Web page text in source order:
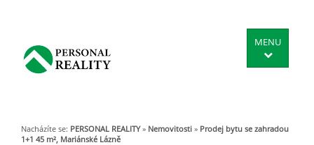
MENU
Nacházíte se: PERSONAL REALITY » Nemovitosti » Prodej bytu se zahradou
1+1 45 m², Mariánské Lázně